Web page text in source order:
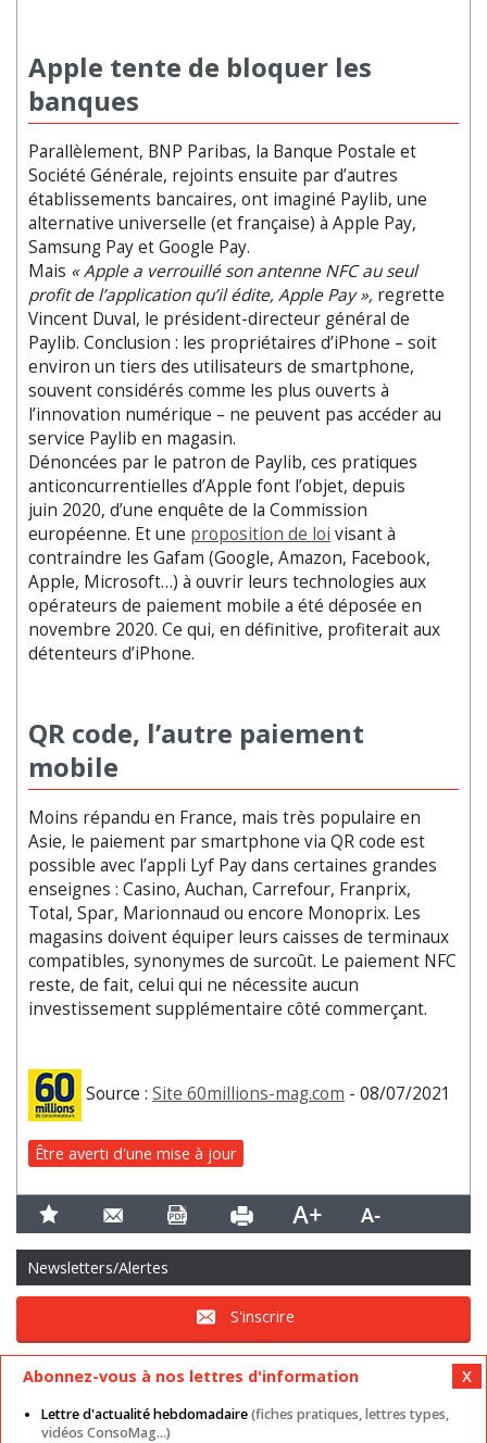
Apple tente de bloquer les
banques
Parallèlement, BNP Paribas, la Banque Postale et
Société Générale, rejoints ensuite par d’autres
établissements bancaires, ont imaginé Paylib, une
alternative universelle (et française) à Apple Pay,
Samsung Pay et Google Pay.
Mais « Apple a verrouillé son antenne NFC au seul
profit de l’application qu’il édite, Apple Pay », regrette
Vincent Duval, le président-directeur général de
Paylib. Conclusion : les propriétaires d’iPhone – soit
environ un tiers des utilisateurs de smartphone,
souvent considérés comme les plus ouverts à
l’innovation numérique – ne peuvent pas accéder au
service Paylib en magasin.
Dénoncées par le patron de Paylib, ces pratiques
anticoncurrentielles d’Apple font l’objet, depuis
juin 2020, d’une enquête de la Commission
européenne. Et une proposition de loi visant à
contraindre les Gafam (Google, Amazon, Facebook,
Apple, Microsoft…) à ouvrir leurs technologies aux
opérateurs de paiement mobile a été déposée en
novembre 2020. Ce qui, en définitive, profiterait aux
détenteurs d’iPhone.
QR code, l’autre paiement
mobile
Moins répandu en France, mais très populaire en
Asie, le paiement par smartphone via QR code est
possible avec l’appli Lyf Pay dans certaines grandes
enseignes : Casino, Auchan, Carrefour, Franprix,
Total, Spar, Marionnaud ou encore Monoprix. Les
magasins doivent équiper leurs caisses de terminaux
compatibles, synonymes de surcoût. Le paiement NFC
reste, de fait, celui qui ne nécessite aucun
investissement supplémentaire côté commerçant.
Source : Site 60millions-mag.com - 08/07/2021
Être averti d'une mise à jour
Newsletters/Alertes
S'inscrire
Abonnez-vous à nos lettres d'information
Lettre d'actualité hebdomadaire(fiches pratiques, lettres types,
vidéos ConsoMag...)